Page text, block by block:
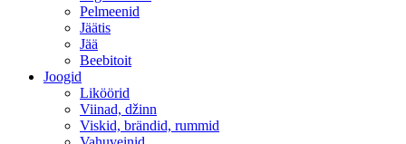
Pelmeenid
Jäätis
Jää
Beebitoit
Joogid
Liköörid
Viinad, džinn
Viskid, brändid, rummid